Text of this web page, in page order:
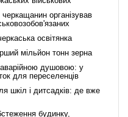
організував
освітянка
мільйон тонн зерна
душовою: у
для переселенців
шкіл і дитсадків: де вже
будинку,